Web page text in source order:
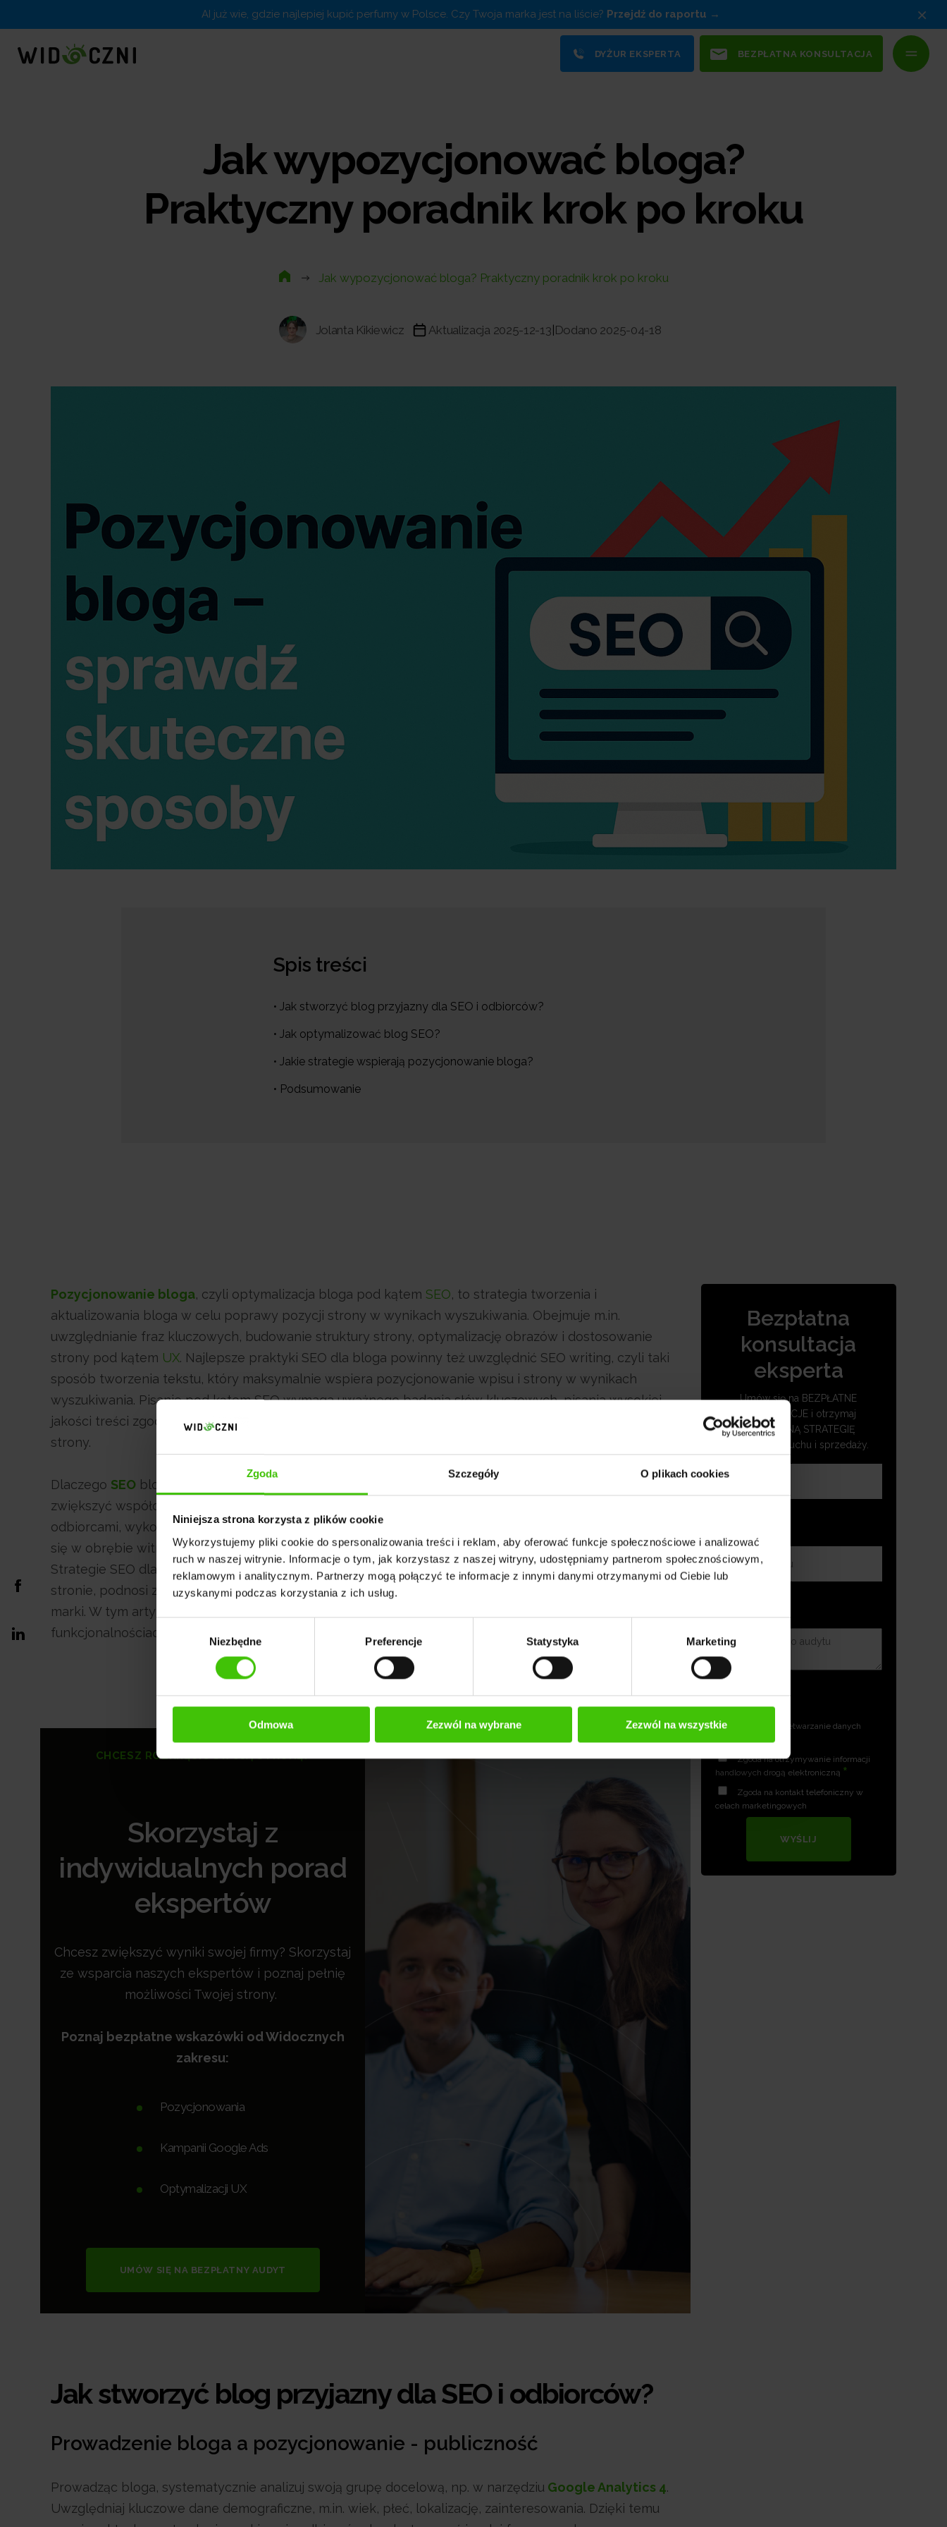
Zgoda Szczegóły O plikach cookies
Niniejsza strona korzysta z plików cookie
Wykorzystujemy pliki cookie do spersonalizowania treści i reklam, aby oferować funkcje społecznościowe i analizować
ruch w naszej witrynie. Informacje o tym, jak korzystasz z naszej witryny, udostępniamy partnerom społecznościowym,
reklamowym i analitycznym. Partnerzy mogą połączyć te informacje z innymi danymi otrzymanymi od Ciebie lub
uzyskanymi podczas korzystania z ich usług.
Niezbędne Preferencje Statystyka Marketing
Odmowa Zezwól na wybrane Zezwól na wszystkie
AI już wie, gdzie najlepiej kupić perfumy w Polsce. Czy Twoja marka jest na liście? Przejdź do raportu ×
DYŻUR EKSPERTA BEZPŁATNA KONSULTACJA
Jak wypozycjonować bloga?
Praktyczny poradnik krok po kroku
Jak wypozycjonować bloga? Praktyczny poradnik krok po kroku
Jolanta Kikiewicz Aktualizacja 2025-12-13 Dodano 2025-04-18
Spis treści
• Jak stworzyć blog przyjazny dla SEO i odbiorców?
• Jak optymalizować blog SEO?
• Jakie strategie wspierają pozycjonowanie bloga?
• Podsumowanie
Pozycjonowanie bloga, czyli optymalizacja bloga pod kątem SEO, to strategia tworzenia i
aktualizowania bloga w celu poprawy pozycji strony w wynikach wyszukiwania. Obejmuje m.in.
uwzględnianie fraz kluczowych, budowanie struktury strony, optymalizację obrazów i dostosowanie
strony pod kątem UX. Najlepsze praktyki SEO dla bloga powinny też uwzględnić SEO writing, czyli taki
sposób tworzenia tekstu, który maksymalnie wspiera pozycjonowanie wpisu i strony w wynikach
wyszukiwania. Pisanie pod kątem SEO wymaga uważnego badania słów kluczowych, pisania wysokiej
jakości treści zgodnej z intencją użytkownika oraz optymalizacji nagłówków dla łatwego indeksowania
strony.
Dlaczego SEO bloga jest ważne? Dzięki niemu możesz m.in. wygenerować stabilny ruch na stronie,
zwiększyć współczynniki klikalności CTR, zwiększyć zaangażowanie odbiorców, zbudować więź z
odbiorcami, wykorzystać linki wewnętrzne, by określić użytkownikowi przejrzystą ścieżkę poruszania
się w obrębie witryny oraz zwiększyć szanse na konwersję.
Strategie SEO dla blogów poprawiają ich widoczność, co prowadzi do większego ruchu na Twojej
stronie, podnosi zainteresowanie i ostatecznie zwiększa szansę na zmianę czytelnika w klienta Twojej
marki. W tym artykule znajdziesz kompletny przewodnik sprawdzonych trików i kluczowych
funkcjonalnościach SEO, które pomogą wypozycjonować bloga w top10 Google.
CHCESZ ROZKRĘCIĆ SWOJĄ STRONĘ?
Skorzystaj z
indywidualnych porad
ekspertów
Chcesz zwiększyć wyniki swojej firmy? Skorzystaj
ze wsparcia naszych ekspertów i poznaj pełnię
możliwości Twojej strony.
Poznaj bezpłatne wskazówki od Widocznych
zakresu:
Pozycjonowania
Kampanii Google Ads
Optymalizacji UX
UMÓW SIĘ NA BEZPŁATNY AUDYT
Jak stworzyć blog przyjazny dla SEO i odbiorców?
Prowadzenie bloga a pozycjonowanie - publiczność
Prowadząc bloga, systematycznie analizuj swoją grupę docelową, np. w narzędziu Google Analytics 4.
Uwzględniaj kluczowe dane demograficzne, m.in. wiek, płeć, lokalizację, zainteresowania. Dzięki temu
Bezpłatna
konsultacja
eksperta
Umów się na BEZPŁATNE
KONSULTACJE i otrzymaj
SKUTECZNĄ STRATEGIĘ
zwiększenia ruchu i sprzedaży.
Zgoda na przetwarzanie danych
*
Zgoda na otrzymywanie informacji
handlowych drogą elektroniczną *
Zgoda na kontakt telefoniczny w
celach marketingowych
WYŚLIJ